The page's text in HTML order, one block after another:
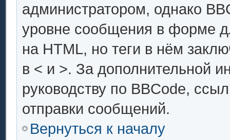
администратором, однако
уровне сообщения в форме
на HTML, но теги в нём
в < и >. За дополнительной
руководству по BBCode,
отправки сообщений.
Вернуться к началу